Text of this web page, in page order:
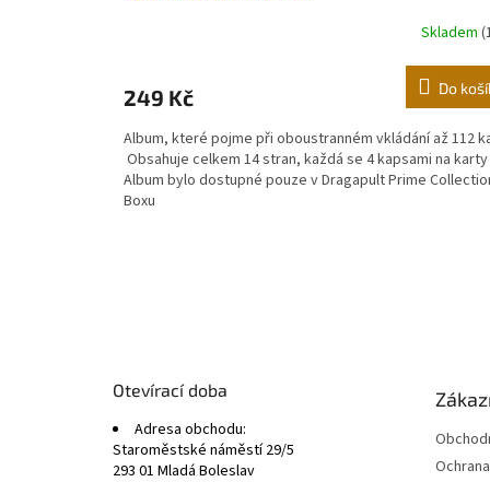
Skladem
249 Kč Do
Album, které pojme při oboustranném vkládání až 112
Obsahuje celkem 14 stran, každá se 4 kapsami na karty
Album bylo dostupné pouze v Dragapult Prime
Boxu
Otevírací doba
Adresa obchodu:
Staroměstské náměstí 29/5
293 01 Mladá Boleslav